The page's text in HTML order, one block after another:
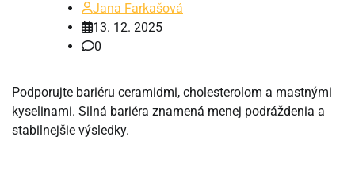
Jana Farkašová
13. 12. 2025
0
Podporujte bariéru ceramidmi, cholesterolom a mastnými
kyselinami. Silná bariéra znamená menej podráždenia a
stabilnejšie výsledky.